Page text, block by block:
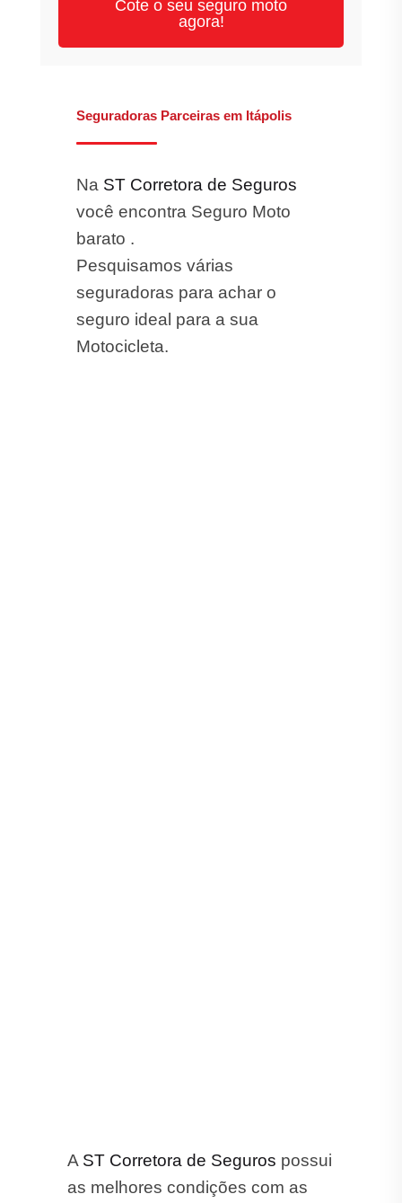
Cote o seu seguro moto
agora!
Seguradoras Parceiras em Itápolis
Na ST Corretora de Seguros
você encontra Seguro Moto
barato .
Pesquisamos várias
seguradoras para achar o
seguro ideal para a sua
Motocicleta.
A ST Corretora de Seguros possui
as melhores condições com as